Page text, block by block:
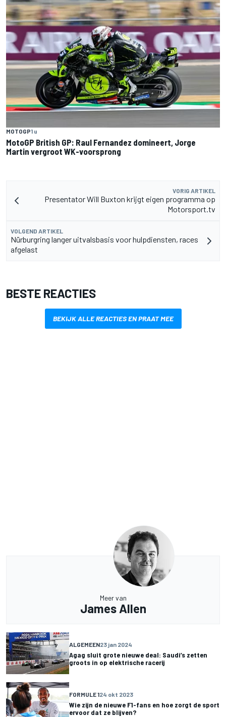
MOTOGP1 u
MotoGP British GP: Raul Fernandez domineert, Jorge
Martin vergroot WK-voorsprong
VORIG ARTIKEL
Presentator Will Buxton krijgt eigen programma op
Motorsport.tv
VOLGEND ARTIKEL
Nürburgring langer uitvalsbasis voor hulpdiensten, races
afgelast
BESTE REACTIES
BEKIJK ALLE REACTIES EN PRAAT MEE
Meer van
James Allen
ALGEMEEN23 jan 2024
Agag sluit grote nieuwe deal: Saudi’s zetten
groots in op elektrische racerij
FORMULE 124 okt 2023
Wie zijn de nieuwe F1-fans en hoe zorgt de sport
ervoor dat ze blijven?